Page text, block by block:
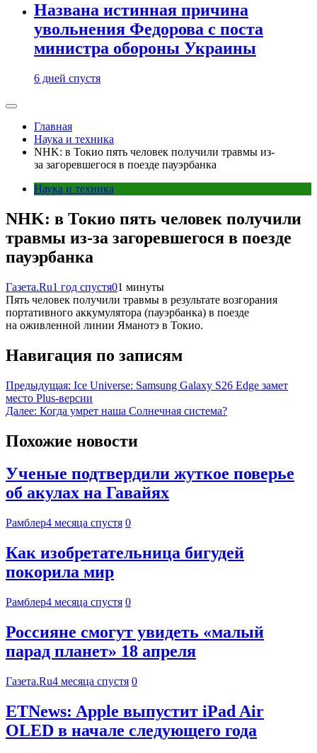
Названа истинная причина
увольнения Федорова с поста
министра обороны Украины
6 дней спустя
Главная
Наука и техника
NHK: в Токио пять человек получили травмы из-
за загоревшегося в поезде пауэрбанка
Наука и техника
NHK: в Токио пять человек получили
травмы из-за загоревшегося в поезде
пауэрбанка
Газета.Ru1 год спустя01 минуты
Пять человек получили травмы в результате возгорания
портативного аккумулятора (пауэрбанка) в поезде
на оживленной линии Яманотэ в Токио.
Навигация по записям
Предыдущая: Ice Universe: Samsung Galaxy S26 Edge замет
место Plus-версии
Далее: Когда умрет наша Солнечная система?
Похожие новости
Ученые подтвердили жуткое поверье
об акулах на Гавайях
Рамблер4 месяца спустя 0
Как изобретательница бигудей
покорила мир
Рамблер4 месяца спустя 0
Россияне смогут увидеть «малый
парад планет» 18 апреля
Газета.Ru4 месяца спустя 0
ETNews: Apple выпустит iPad Air
OLED в начале следующего года